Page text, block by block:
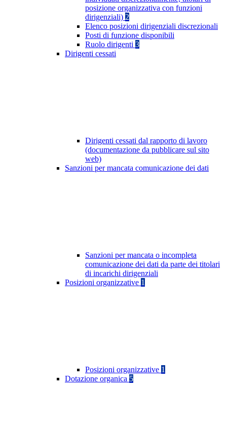
posizione organizzativa con funzioni
dirigenziali) 2
Elenco posizioni dirigenziali discrezionali
Posti di funzione disponibili
Ruolo dirigenti 3
Dirigenti cessati
Dirigenti cessati dal rapporto di lavoro
(documentazione da pubblicare sul sito
web)
Sanzioni per mancata comunicazione dei dati
Sanzioni per mancata o incompleta
comunicazione dei dati da parte dei titolari
di incarichi dirigenziali
Posizioni organizzative 1
Posizioni organizzative 1
Dotazione organica 5